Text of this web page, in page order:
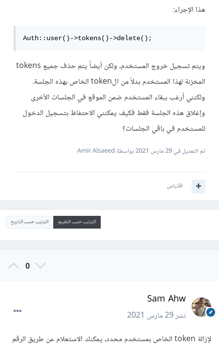
هذا الإجراء:
Auth::user()->tokens()->delete();
ويتم تسجيل خروج المستخدم، ولكن أيضاً يتم حذف جميع tokens
المخزنة لهذا المستخدم بدلاً من الtoken الخاص بهذه الجلسة.
ولكنني أرغب ببقاء المستخدم ضمن الموقع في الجلسات الأخرى
وإغلاق هذه الجلسة فقط فكيف يمكنني الاحتفاظ بتسجيل الدخول
للمستخدم في باقي الجلسات؟
تم التعديل في29 مارس 2021 بواسطة Amir Alsaeed
اقتباس
الترتيب حسب التقييم الترتيب حسب التاريخ
0
Sam Ahw
نشر29 مارس 2021
لإزالة token الخاص بمستخدم محدد، يمكنك الاستعلام عن طريق الرقم